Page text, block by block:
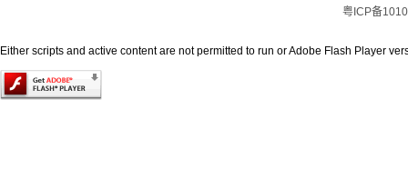
粤ICP备
Either scripts and active content are not permitted to run or Adobe Flash Player